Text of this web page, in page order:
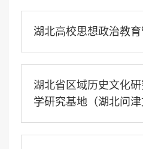
湖北高校思想政治教
湖北省区域历史文化
学研究基地（湖北问津